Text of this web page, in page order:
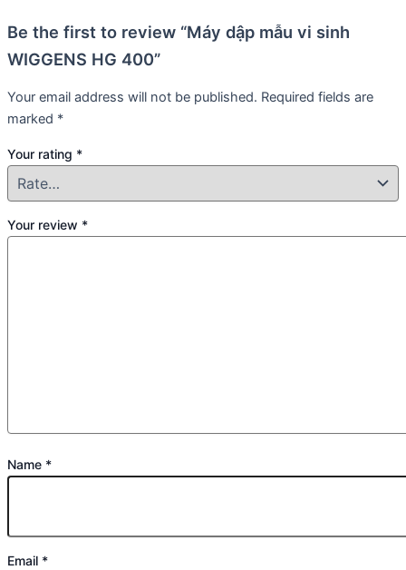
Be the first to review “Máy dập mẫu vi sinh
WIGGENS HG 400”
Your email address will not be published. Required fields are
marked *
Your rating *
Your review *
Name *
Email *